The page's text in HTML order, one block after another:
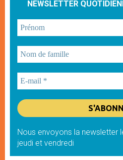
NEWSLETTER
Nous envoyons la newsletter
jeudi et vendredi